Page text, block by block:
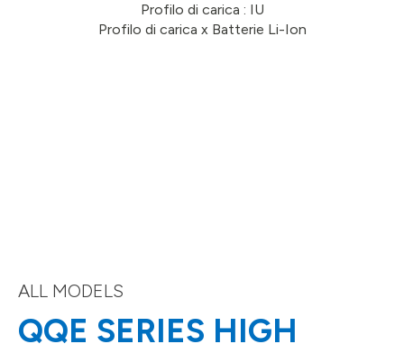
Profilo di carica : IU
Profilo di carica x Batterie Li-Ion
ALL MODELS
QQE SERIES HIGH